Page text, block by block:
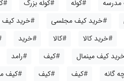
#کوله #کوله بزرگ
#خرید کیف مجلسی #خرید کیف
#خرید کالا #کالا #خرید
کیف مینمال #کیف #رامد
گانه #کیف #کیف #کیف